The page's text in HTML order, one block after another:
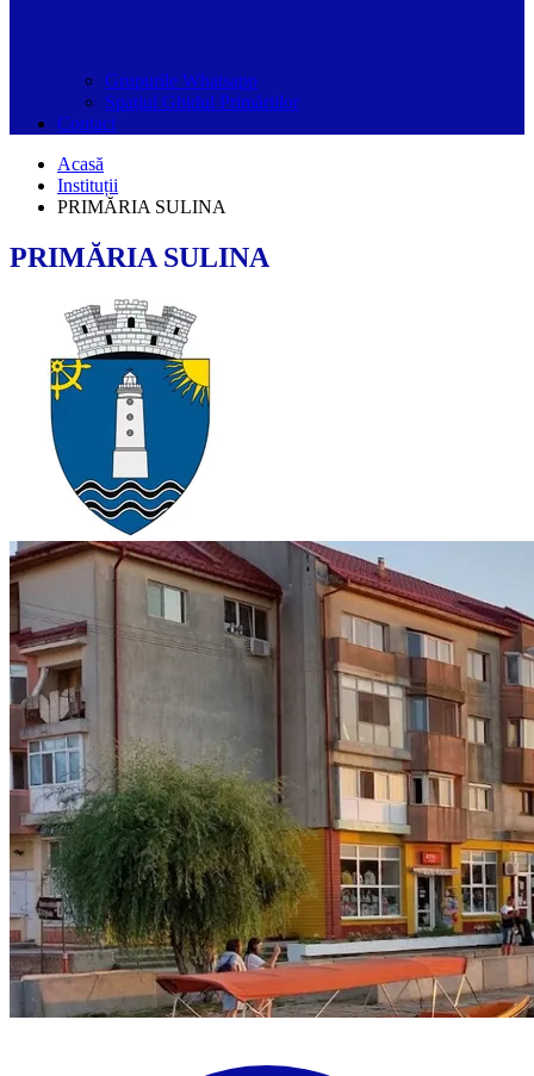
Grupurile Whatsapp
Spațiul Ghidul Primăriilor
Contact
Acasă
Instituții
PRIMĂRIA SULINA
PRIMĂRIA SULINA